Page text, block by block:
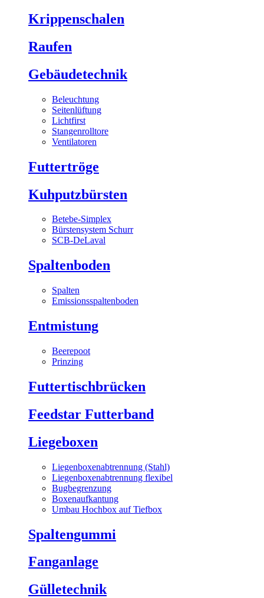
Krippenschalen
Raufen
Gebäudetechnik
Beleuchtung
Seitenlüftung
Lichtfirst
Stangenrolltore
Ventilatoren
Futtertröge
Kuhputzbürsten
Betebe-Simplex
Bürstensystem Schurr
SCB-DeLaval
Spaltenboden
Spalten
Emissionsspaltenboden
Entmistung
Beerepoot
Prinzing
Futtertischbrücken
Feedstar Futterband
Liegeboxen
Liegenboxenabtrennung (Stahl)
Liegenboxenabtrennung flexibel
Bugbegrenzung
Boxenaufkantung
Umbau Hochbox auf Tiefbox
Spaltengummi
Fanganlage
Gülletechnik